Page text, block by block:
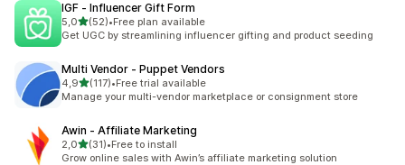
IGF ‑ Influencer Gift Form
5,05 yıldız üzerinden
(52)
toplam 52 değerlendirme
•Free plan available
Get UGC by streamlining influencer gifting and product seeding
Multi Vendor ‑ Puppet Vendors
4,95 yıldız üzerinden
(117)
toplam 117 değerlendirme
•Free trial available
Manage your multi-vendor marketplace or consignment store
Awin ‑ Affiliate Marketing
2,05 yıldız üzerinden
(31)
toplam 31 değerlendirme
•Free to install
Grow online sales with Awin’s affiliate marketing solution